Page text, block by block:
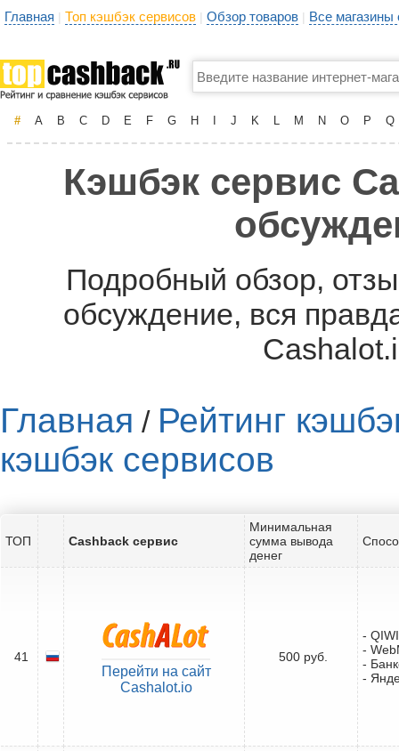
Главная | Топ кэшбэк сервисов | Обзор товаров | Все
# A B C D E F G H J K L M N O P Q
Кэшбэк сервис
Подробный обзор,
обсуждение, вся
Главная / Рейтинг
кэшбэк сервисов
ТОП Cashback сервис
Минимальная
сумма вывода
денег
41
Перейти на сайт
Cashalot.io
500 руб.
-
-
-
-